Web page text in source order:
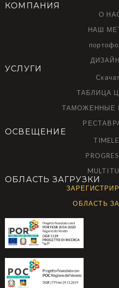
КОМПАНИЯ
О
НАШ
УСЛУГИ
ТАБЛИЦА
ТАМОЖЕННЫЕ
ОСВЕЩЕНИЕ
ОБЛАСТЬ ЗАГРУЗКИ
ОБЛАСТЬ